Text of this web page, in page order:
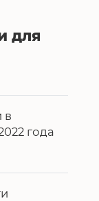
для
в
года